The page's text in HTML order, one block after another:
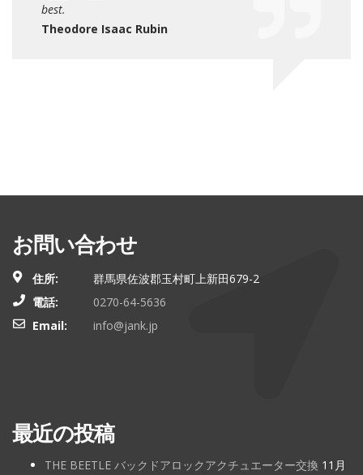
best.
Theodore Isaac Rubin
お問い合わせ
住所:
群馬県佐波郡玉村町上新田679-2
電話:
0270-64-5636
Email:
info@jank.jp
最近の投稿
THE BEETLE バックドアロックアクチュエーター交換 11月